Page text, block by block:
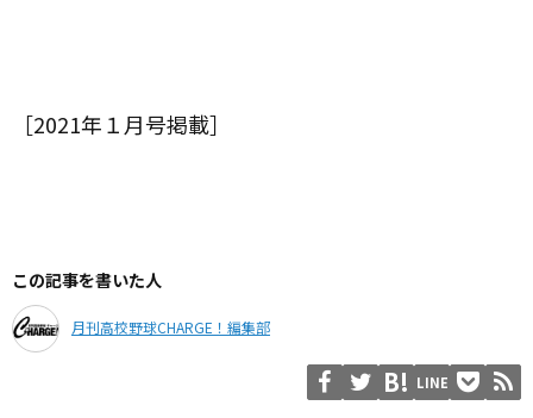
［2021年１月号掲載］
この記事を書いた人
月刊高校野球CHARGE！編集部
LINE